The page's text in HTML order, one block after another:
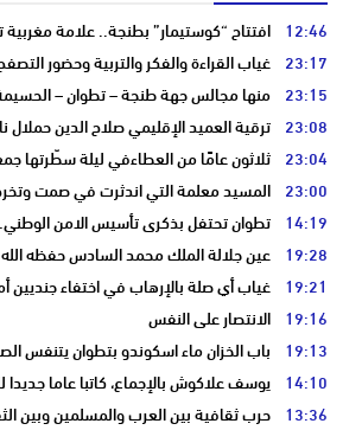
12:46 افتتاح “كوستيمار” بطنجة.. علامة
23:17 غياب القراءة والفكر والتربية وحضور التصفح
23:15 منها مجالس جهة طنجة – تطوان –
23:08 ترقية العميد الإقليمي صلاح الدين حملال
23:04 ثلاثون عامًا من العطاءفي ليلة سطّرتها
23:00 المسيد معلمة التي اندثرت في صمت وتخرج
14:19 تطوان تحتفل بذكرى تأسيس الامن الوطني… إشادة ب 70 سنة في الحفاظ على استقرار
19:28 عين جلالة الملك محمد السادس حفظه الله
19:21 غياب أي صلة بالإرهاب في اختفاء جنديين
19:16 الانتصار على النفس
19:13 باب الخزان ماء اسكوندو بتطوان يتنفس
14:10 يوسف علاكوش بالإجماع، كاتبا عاما جديدا
13:36 حرب ثقافية بين العرب والمسلمين وبين